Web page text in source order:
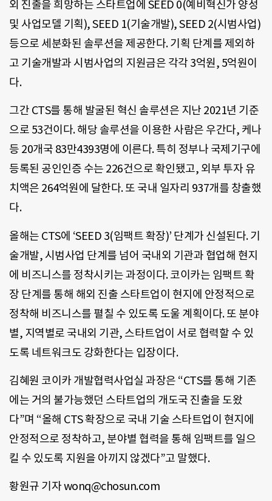
외 진출을 희망하는 스타트업에 SEED 0(예비혁신가 양성
및 사업모델 기획), SEED 1(기술개발), SEED 2(시범사업)
등으로 세분화된 솔루션을 제공한다. 기획 단계를 제외하
고 기술개발과 시범사업의 지원금은 각각 3억원, 5억원이
다.
그간 CTS를 통해 발굴된 혁신 솔루션은 지난 2021년 기준
으로 53건이다. 해당 솔루션을 이용한 사람은 우간다, 케나
등 20개국 83만4393명에 이른다. 특히 정부나 국제기구에
등록된 공인인증 수는 226건으로 확인됐고, 외부 투자 유
치액은 264억원에 달한다. 또 국내 일자리 937개를 창출했
다.
올해는 CTS에 ‘SEED 3(임팩트 확장)’ 단계가 신설된다. 기
술개발, 시범사업 단계를 넘어 국내외 기관과 협업해 현지
에 비즈니스를 정착시키는 과정이다. 코이카는 임팩트 확
장 단계를 통해 해외 진출 스타트업이 현지에 안정적으로
정착해 비즈니스를 펼칠 수 있도록 도울 계획이다. 또 분야
별, 지역별로 국내외 기관, 스타트업이 서로 협력할 수 있
도록 네트워크도 강화한다는 입장이다.
김혜원 코이카 개발협력사업실 과장은 “CTS를 통해 기존
에는 거의 불가능했던 스타트업의 개도국 진출을 도왔
다”며 “올해 CTS 확장으로 국내 기술 스타트업이 현지에
안정적으로 정착하고, 분야별 협력을 통해 임팩트를 일으
킬 수 있도록 지원을 아끼지 않겠다”고 말했다.
황원규 기자 wonq@chosun.com